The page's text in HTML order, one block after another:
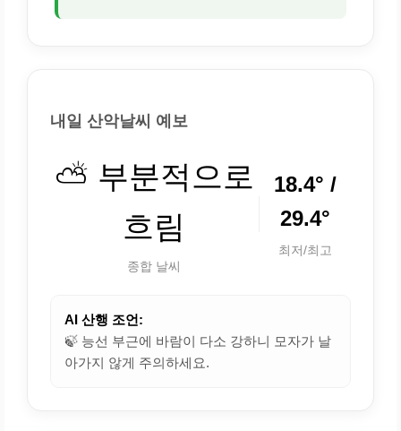
내일 산악날씨 예보
⛅ 부분적으로
흐림
종합 날씨
18.4° /
29.4°
최저/최고
AI 산행 조언:
🍃 능선 부근에 바람이 다소 강하니 모자가 날
아가지 않게 주의하세요.